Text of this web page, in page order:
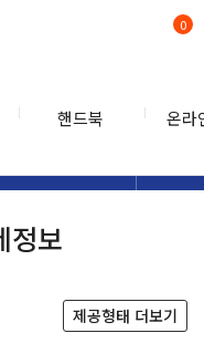
핸드북 온라
0
정보
제공형태 더보기